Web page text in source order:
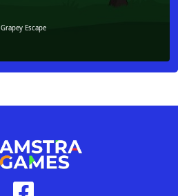
Grapey Escape